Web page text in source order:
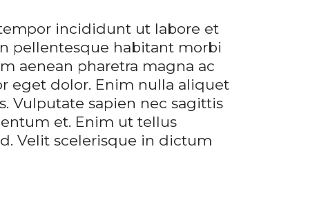
incididunt ut labore et
pellentesque habitant morbi
aenean pharetra magna ac
eget dolor. Enim nulla aliquet
Vulputate sapien nec sagittis
et. Enim ut tellus
Velit scelerisque in dictum